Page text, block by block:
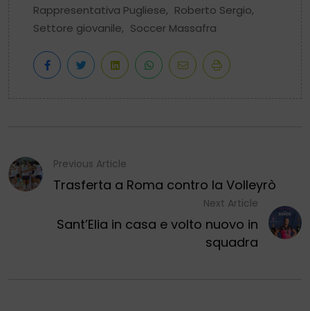
Rappresentativa Pugliese, Roberto Sergio,
Settore giovanile, Soccer Massafra
Previous Article
Trasferta a Roma contro la Volleyrò
Next Article
Sant’Elia in casa e volto nuovo in
squadra